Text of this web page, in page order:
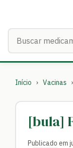
Início › Vacinas ›
[bula]
Publicado em